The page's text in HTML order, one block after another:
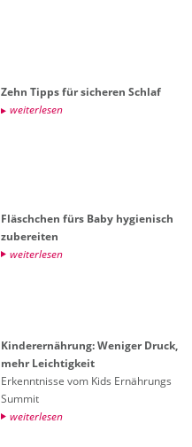
Zehn Tipps für si­che­ren Schlaf
wei­ter­le­sen
Fläsch­chen fürs Baby hy­gie­nisch
zu­be­rei­ten
wei­ter­le­sen
Kin­der­er­näh­rung: We­ni­ger Druck,
mehr Leich­tig­keit
Er­kennt­nis­se vom Kids Er­näh­rungs
Sum­mit
wei­ter­le­sen